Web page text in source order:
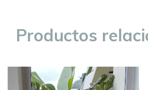
Productos